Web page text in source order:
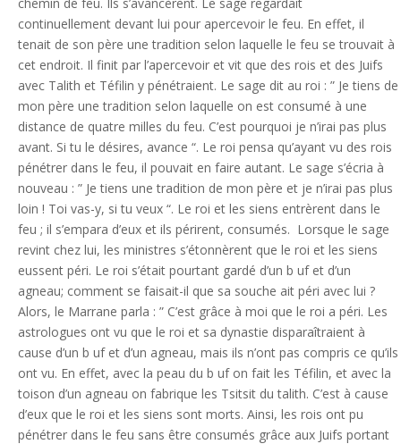
continuellement devant lui pour apercevoir le feu. En effet, il
tenait de son père une tradition selon laquelle le feu se trouvait à
cet endroit. Il finit par l’apercevoir et vit que des rois et des Juifs
avec Talith et Téfilin y pénétraient. Le sage dit au roi : ” Je tiens de
mon père une tradition selon laquelle on est consumé à une
distance de quatre milles du feu. C’est pourquoi je n’irai pas plus
avant. Si tu le désires, avance “. Le roi pensa qu’ayant vu des rois
pénétrer dans le feu, il pouvait en faire autant. Le sage s’écria à
nouveau : ” Je tiens une tradition de mon père et je n’irai pas plus
loin ! Toi vas-y, si tu veux “. Le roi et les siens entrèrent dans le
feu ; il s’empara d’eux et ils périrent, consumés. Lorsque le sage
revint chez lui, les ministres s’étonnèrent que le roi et les siens
eussent péri. Le roi s’était pourtant gardé d’un b uf et d’un
agneau; comment se faisait-il que sa souche ait péri avec lui ?
Alors, le Marrane parla : ” C’est grâce à moi que le roi a péri. Les
astrologues ont vu que le roi et sa dynastie disparaîtraient à
cause d’un b uf et d’un agneau, mais ils n’ont pas compris ce qu’ils
ont vu. En effet, avec la peau du b uf on fait les Téfilin, et avec la
toison d’un agneau on fabrique les Tsitsit du talith. C’est à cause
d’eux que le roi et les siens sont morts. Ainsi, les rois ont pu
pénétrer dans le feu sans être consumés grâce aux Juifs portant